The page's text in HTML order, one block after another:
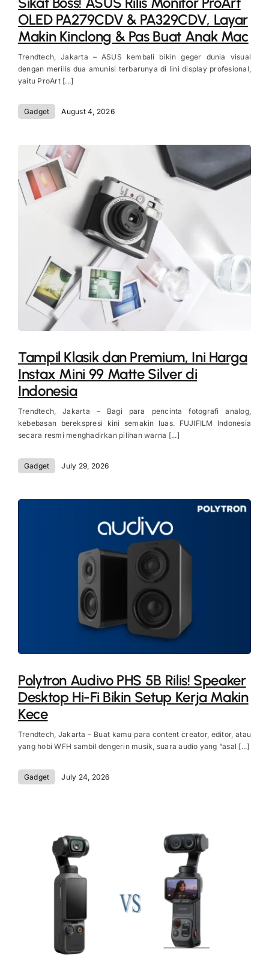
OLED PA279CDV & PA329CDV, Layar
Makin Kinclong & Pas Buat Anak Mac
Trendtech, Jakarta – ASUS kembali bikin geger dunia visual
dengan merilis dua amunisi terbarunya di lini display profesional,
yaitu ProArt [...]
Gadget August 4, 2026
Tampil Klasik dan Premium, Ini Harga
Instax Mini 99 Matte Silver di
Indonesia
Trendtech, Jakarta – Bagi para pencinta fotografi analog,
kebebasan berekspresi kini semakin luas. FUJIFILM Indonesia
secara resmi menghadirkan pilihan warna [...]
Gadget July 29, 2026
Polytron Audivo PHS 5B Rilis! Speaker
Desktop Hi-Fi Bikin Setup Kerja Makin
Kece
Trendtech, Jakarta – Buat kamu para content creator, editor, atau
yang hobi WFH sambil dengerin musik, suara audio yang “asal [...]
Gadget July 24, 2026